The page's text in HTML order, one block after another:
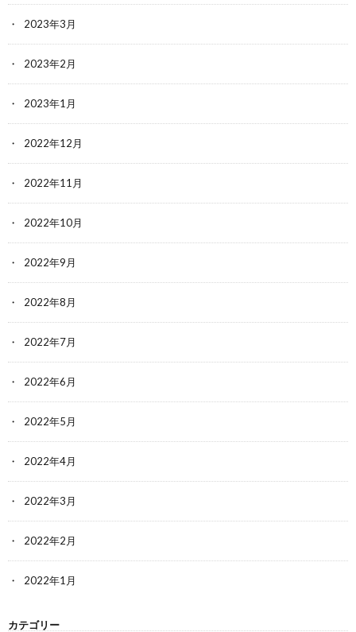
2023年3月
2023年2月
2023年1月
2022年12月
2022年11月
2022年10月
2022年9月
2022年8月
2022年7月
2022年6月
2022年5月
2022年4月
2022年3月
2022年2月
2022年1月
カテゴリー